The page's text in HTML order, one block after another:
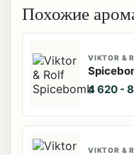
Похожие
VIKTOR &
4 620 -
VIKTOR &